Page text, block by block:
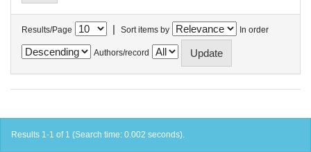
Results/Page | Sort items by In order
Authors/record
Results 1-1 of 1 (Search time: 0.002 seconds).